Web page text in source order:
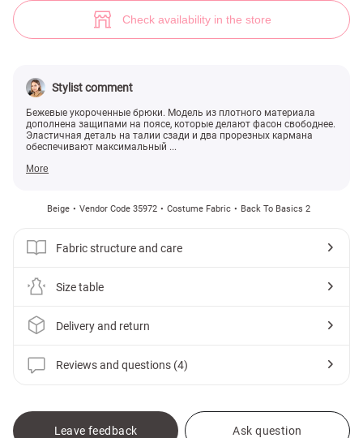
Check availability in the store
Stylist comment
Бежевые укороченные брюки. Модель из плотного материала
дополнена защипами на поясе, которые делают фасон свободнее.
Эластичная деталь на талии сзади и два прорезных кармана
обеспечивают максимальный ...
More
Beige Vendor Code 35972 Costume Fabric Back To Basics 2
Fabric structure and care
Size table
Delivery and return
Reviews and questions (4)
Leave feedback Ask question
(№ 35972) ♡ Gepur - women clothes store